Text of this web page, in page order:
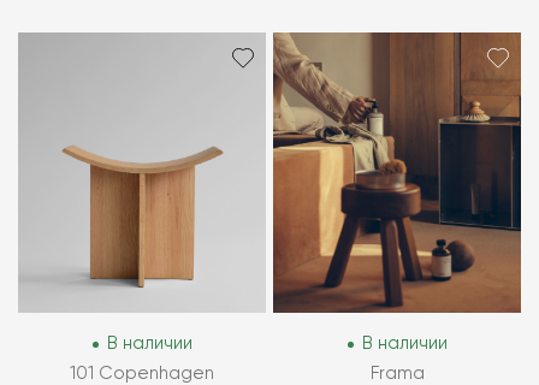
В наличии
101 Copenhagen
В наличии
Frama